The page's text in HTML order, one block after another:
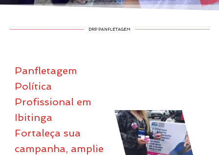
DRP PANFLETAGEM
Panfletagem
Política
Profissional em
Ibitinga
Fortaleça sua
campanha, amplie